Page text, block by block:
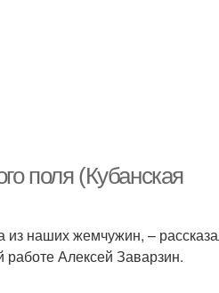
поля (Кубанская
наших жемчужин, –
Алексей Заварзин.